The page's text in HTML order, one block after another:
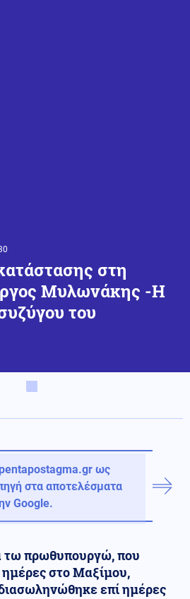
στη
Μυλωνάκης -Η
του
ως
στα αποτελέσματα
Google.
τω πρωθυπουργώ, που
στο Μαξίμου,
επί ημέρες